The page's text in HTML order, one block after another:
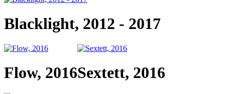
Blacklight, 2012 - 2017
Flow, 2016Sextett, 2016